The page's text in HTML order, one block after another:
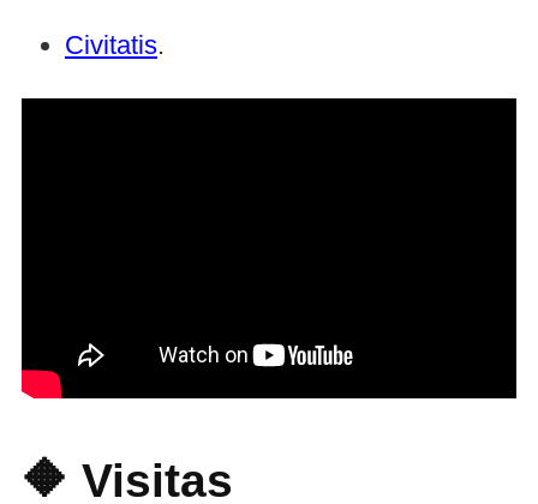
Civitatis.
🔶 Visitas